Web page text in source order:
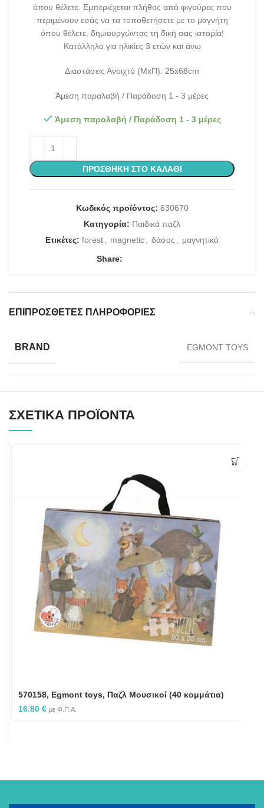
όπου θέλετε. Εμπεριέχεται πλήθος από φιγούρες που
περιμένουν εσάς να τα τοποθετήσετε με το μαγνήτη
όπου θέλετε, δημιουργώντας τη δική σας ιστορία!
Κατάλληλο για ηλικίες 3 ετών και άνω
Διαστάσεις Ανοιχτό (ΜxΠ): 25x68cm
Άμεση παραλαβή / Παράδοση 1 - 3 μέρες
Άμεση παραλαβή / Παράδοση 1 - 3 μέρες
ΠΡΟΣΘΉΚΗ ΣΤΟ ΚΑΛΆΘΙ
Κωδικός προϊόντος: 630670
Κατηγορία: Παιδικά παζλ
Ετικέτες: forest, magnetic, δάσος , μαγνητικό
Share:
ΕΠΙΠΡΌΣΘΕΤΕΣ ΠΛΗΡΟΦΟΡΊΕΣ
BRAND EGMONT TOYS
ΣΧΕΤΙΚΆ ΠΡΟΪΌΝΤΑ
570158, Egmont toys, Παζλ Μουσικοί (40 κομμάτια)
16.80 € με Φ.Π.Α.